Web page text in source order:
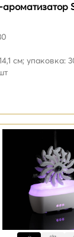
см; упаковка: